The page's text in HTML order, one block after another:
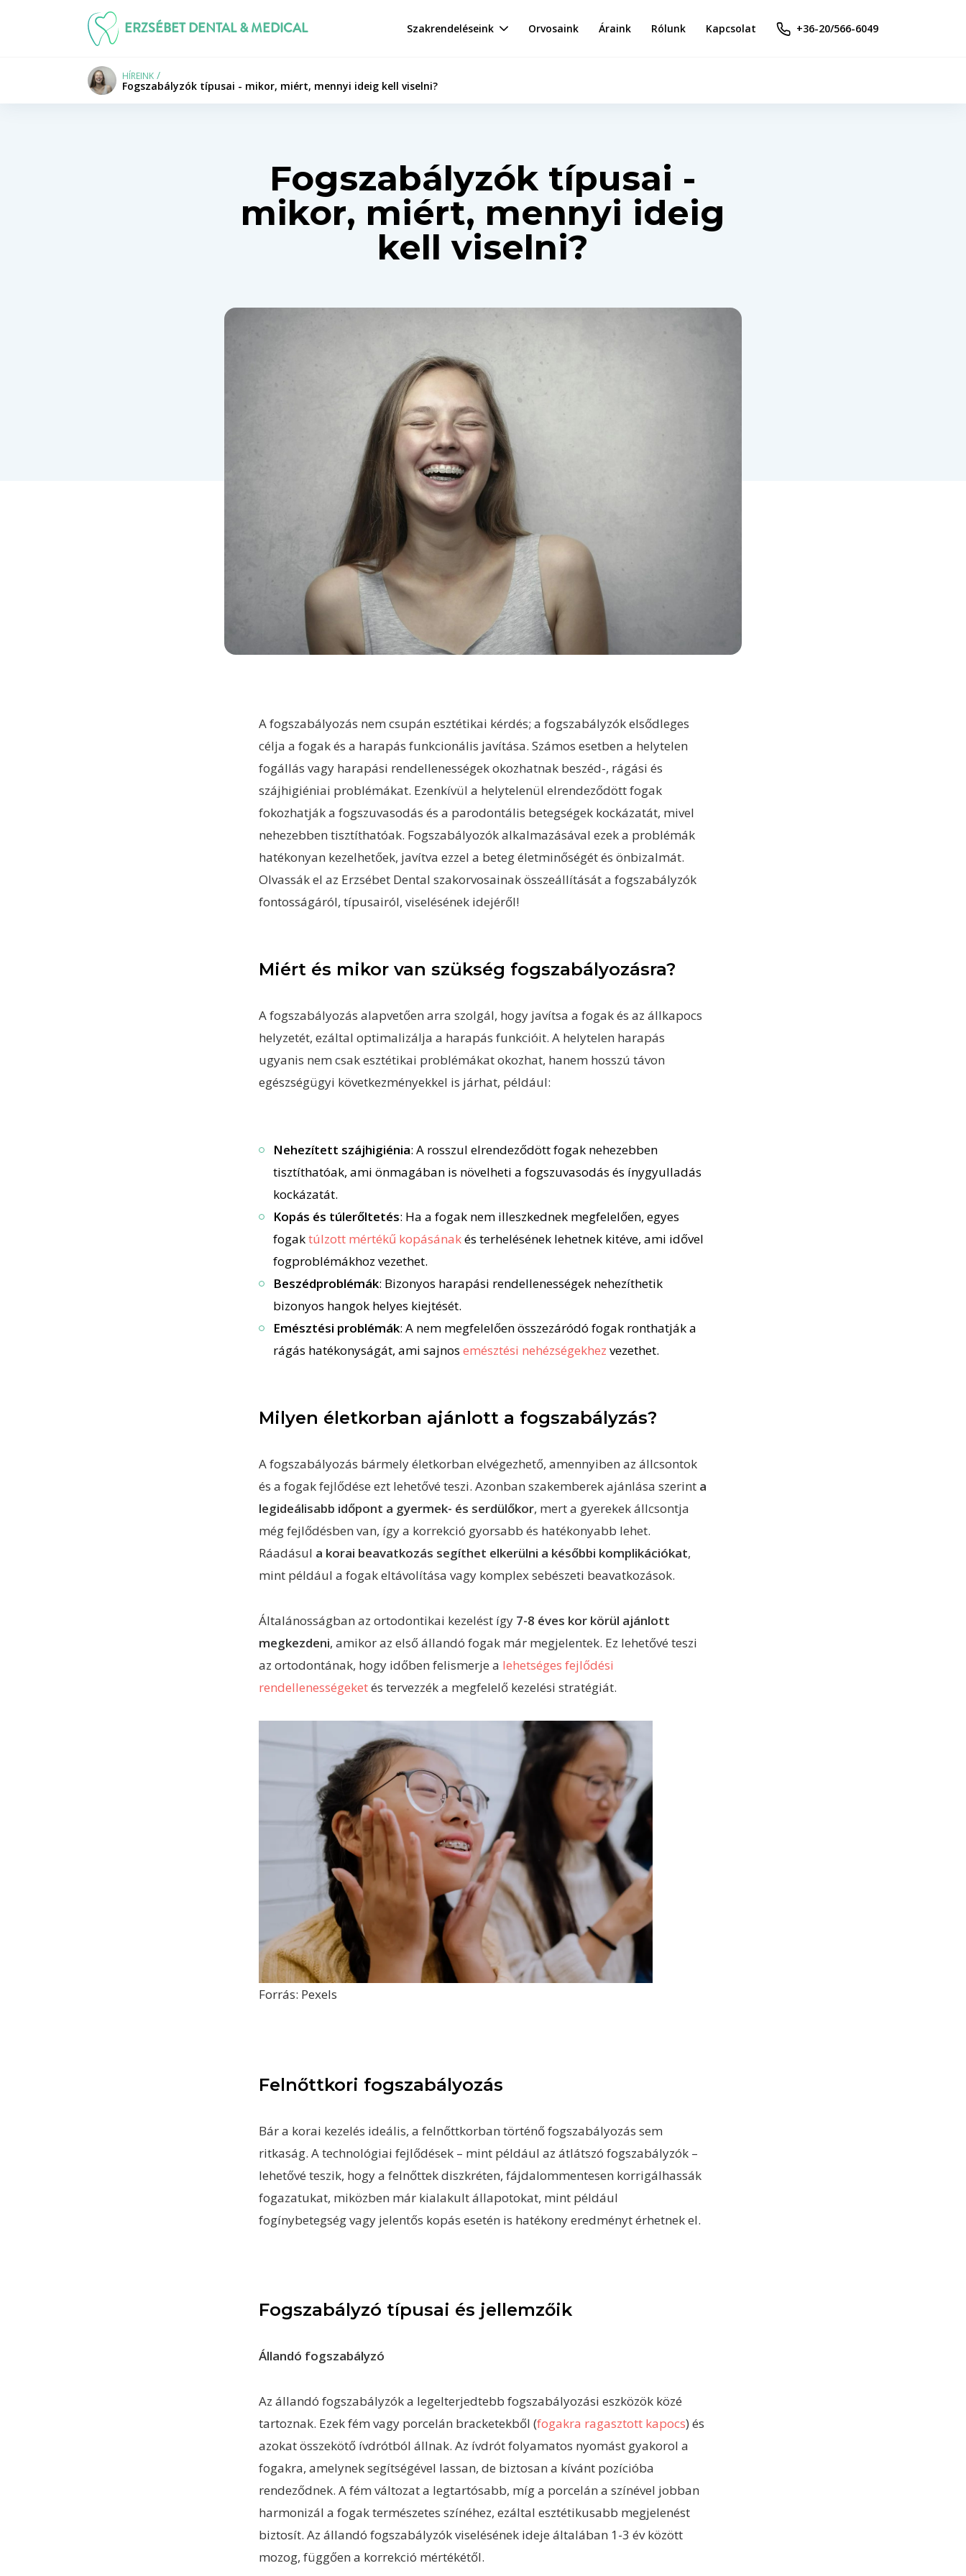
ERZSÉBET DENTAL & MEDICAL Szakrendeléseink Orvosaink Áraink Rólunk Kapcsolat +36-20/566-6049
HÍREINK
Fogszabályzók típusai - mikor, miért, mennyi ideig kell viselni?
Fogszabályzók típusai -
mikor, miért, mennyi ideig
kell viselni?
A fogszabályozás nem csupán esztétikai kérdés; a fogszabályzók elsődleges
célja a fogak és a harapás funkcionális javítása. Számos esetben a helytelen
fogállás vagy harapási rendellenességek okozhatnak beszéd-, rágási és
szájhigiéniai problémákat. Ezenkívül a helytelenül elrendeződött fogak
fokozhatják a fogszuvasodás és a parodontális betegségek kockázatát, mivel
nehezebben tisztíthatóak. Fogszabályozók alkalmazásával ezek a problémák
hatékonyan kezelhetőek, javítva ezzel a beteg életminőségét és önbizalmát.
Olvassák el az Erzsébet Dental szakorvosainak összeállítását a fogszabályzók
fontosságáról, típusairól, viselésének idejéről!
Miért és mikor van szükség fogszabályozásra?
A fogszabályozás alapvetően arra szolgál, hogy javítsa a fogak és az állkapocs
helyzetét, ezáltal optimalizálja a harapás funkcióit. A helytelen harapás
ugyanis nem csak esztétikai problémákat okozhat, hanem hosszú távon
egészségügyi következményekkel is járhat, például:
Nehezített szájhigiénia: A rosszul elrendeződött fogak nehezebben
tisztíthatóak, ami önmagában is növelheti a fogszuvasodás és ínygyulladás
kockázatát.
Kopás és túlerőltetés: Ha a fogak nem illeszkednek megfelelően, egyes
fogaktúlzott mértékű kopásánakés terhelésének lehetnek kitéve, ami idővel
fogproblémákhoz vezethet.
Beszédproblémák: Bizonyos harapási rendellenességek nehezíthetik
bizonyos hangok helyes kiejtését.
Emésztési problémák: A nem megfelelően összezáródó fogak ronthatják a
rágás hatékonyságát, ami sajnosemésztési nehézségekhez vezethet.
Milyen életkorban ajánlott a fogszabályzás?
A fogszabályozás bármely életkorban elvégezhető, amennyiben az állcsontok
és a fogak fejlődése ezt lehetővé teszi. Azonban szakemberek ajánlása szerint a
legideálisabb időpont a gyermek- és serdülőkor, mert a gyerekek állcsontja
még fejlődésben van, így a korrekció gyorsabb és hatékonyabb lehet.
Ráadásul a korai beavatkozás segíthet elkerülni a későbbi komplikációkat,
mint például a fogak eltávolítása vagy komplex sebészeti beavatkozások.
Általánosságban az ortodontikai kezelést így 7-8 éves kor körül ajánlott
megkezdeni, amikor az első állandó fogak már megjelentek. Ez lehetővé teszi
az ortodontának, hogy időben felismerje a lehetséges fejlődési
rendellenességeketés tervezzék a megfelelő kezelési stratégiát.
Forrás: Pexels
Felnőttkori fogszabályozás
Bár a korai kezelés ideális, a felnőttkorban történő fogszabályozás sem
ritkaság. A technológiai fejlődések – mint például az átlátszó fogszabályzók –
lehetővé teszik, hogy a felnőttek diszkréten, fájdalommentesen korrigálhassák
fogazatukat, miközben már kialakult állapotokat, mint például
fogínybetegség vagy jelentős kopás esetén is hatékony eredményt érhetnek el.
Fogszabályzó típusai és jellemzőik
Állandó fogszabályzó
Az állandó fogszabályzók a legelterjedtebb fogszabályozási eszközök közé
tartoznak. Ezek fém vagy porcelán bracketekből (fogakra ragasztott kapocs) és
azokat összekötő ívdrótból állnak. Az ívdrót folyamatos nyomást gyakorol a
fogakra, amelynek segítségével lassan, de biztosan a kívánt pozícióba
rendeződnek. A fém változat a legtartósabb, míg a porcelán a színével jobban
harmonizál a fogak természetes színéhez, ezáltal esztétikusabb megjelenést
biztosít. Az állandó fogszabályzók viselésének ideje általában 1-3 év között
mozog, függően a korrekció mértékétől.